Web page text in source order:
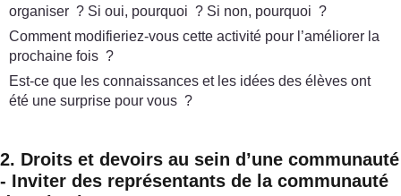
organiser ? Si oui, pourquoi ? Si non, pourquoi ?
Comment modifieriez-vous cette activité pour l’améliorer la
prochaine fois ?
Est-ce que les connaissances et les idées des élèves ont
été une surprise pour vous ?
2. Droits et devoirs au sein d’une communauté
- Inviter des représentants de la communauté